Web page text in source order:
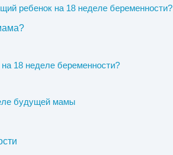
ребенок на 18 неделе беременности?
18 неделе беременности?
будущей мамы